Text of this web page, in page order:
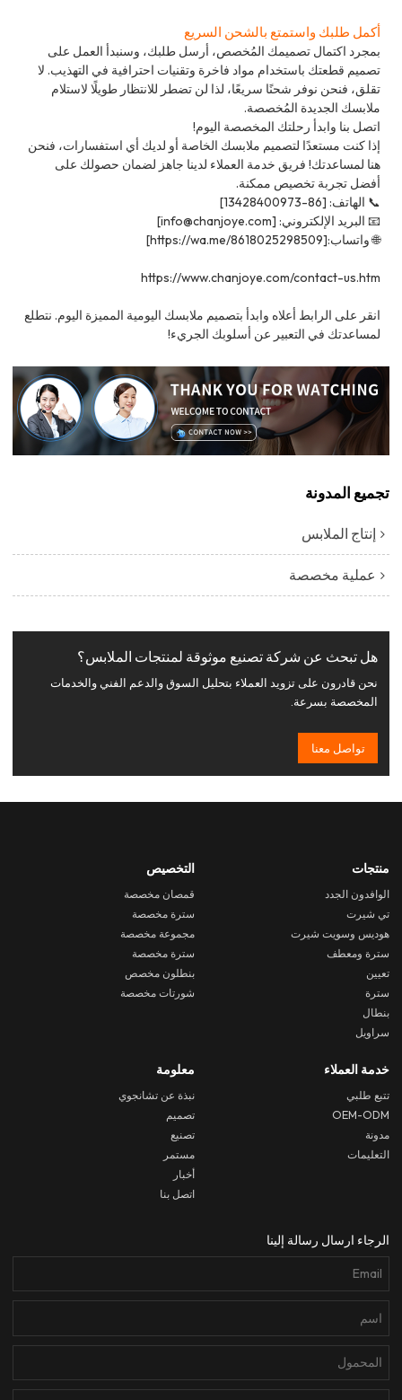
أكمل طلبك واستمتع بالشحن السريع
بمجرد اكتمال تصميمك المُخصص، أرسل طلبك، وسنبدأ العمل على
تصميم قطعتك باستخدام مواد فاخرة وتقنيات احترافية في التهذيب. لا
تقلق، فنحن نوفر شحنًا سريعًا، لذا لن تضطر للانتظار طويلًا لاستلام
ملابسك الجديدة المُخصصة.
اتصل بنا وابدأ رحلتك المخصصة اليوم!
إذا كنت مستعدًا لتصميم ملابسك الخاصة أو لديك أي استفسارات، فنحن
هنا لمساعدتك! فريق خدمة العملاء لدينا جاهز لضمان حصولك على
أفضل تجربة تخصيص ممكنة.
📞 الهاتف: [86-13428400973]
📧 البريد الإلكتروني: [info@chanjoye.com]
🌐 واتساب:[https://wa.me/8618025298509]
https://www.chanjoye.com/contact-us.htm
انقر على الرابط أعلاه وابدأ بتصميم ملابسك اليومية المميزة اليوم. نتطلع
لمساعدتك في التعبير عن أسلوبك الجريء!
تجميع المدونة
إنتاج الملابس
عملية مخصصة
هل تبحث عن شركة تصنيع موثوقة لمنتجات الملابس؟
نحن قادرون على تزويد العملاء بتحليل السوق والدعم الفني والخدمات
المخصصة بسرعة.
تواصل معنا
منتجات
الوافدون الجدد
تي شيرت
هوديس وسويت شيرت
سترة ومعطف
تعيين
سترة
بنطال
سراويل
التخصيص
قمصان مخصصة
سترة مخصصة
مجموعة مخصصة
سترة مخصصة
بنطلون مخصص
شورتات مخصصة
خدمة العملاء
تتبع طلبي
OEM-ODM
مدونة
التعليمات
معلومة
نبذة عن تشانجوي
تصميم
تصنيع
مستمر
أخبار
اتصل بنا
الرجاء ارسال رسالة إلينا